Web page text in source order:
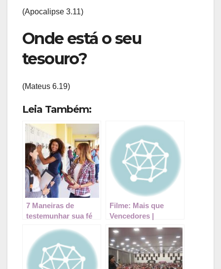
(Apocalipse 3.11)
Onde está o seu
tesouro?
(Mateus 6.19)
Leia Também:
7 Maneiras de
testemunhar sua fé
Filme: Mais que
Vencedores |
#Resenha